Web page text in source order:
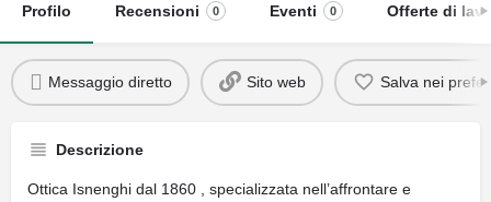
Profilo Recensioni 0 Eventi 0 Offerte di
Messaggio diretto Sito web Salva nei
Descrizione
Ottica Isnenghi dal 1860 , specializzata nell’affrontare e